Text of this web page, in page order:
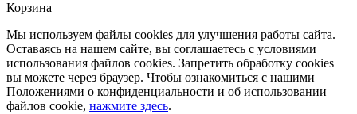
Корзина
Мы используем файлы cookies для улучшения работы сайта.
Оставаясь на нашем сайте, вы соглашаетесь с условиями
использования файлов cookies. Запретить обработку cookies
вы можете через браузер. Чтобы ознакомиться с нашими
Положениями о конфиденциальности и об использовании
файлов cookie, нажмите здесь.